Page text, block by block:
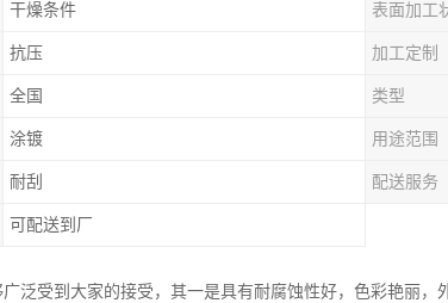
干燥条件 表面加工
抗压 加工定制
全国 类型
涂镀 用途范围
耐刮 配送服务
可配送到厂
泛受到大家的接受，其一是具有耐腐蚀性好，色彩艳丽